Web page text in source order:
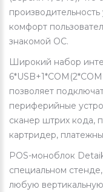
комфорт
знакомой ОС.
Широкий набор
позволяет
периферийные
сканер штрих кода,
картридер,
POS-моноблок
специальном
любую вертикальную